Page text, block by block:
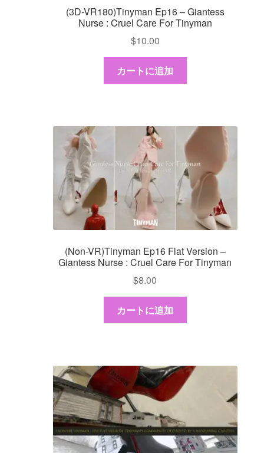
(3D-VR180)Tinyman Ep16 – Giantess
Nurse : Cruel Care For Tinyman
$10.00
カートに追加
(Non-VR)Tinyman Ep16 Flat Version –
Giantess Nurse : Cruel Care For Tinyman
$8.00
カートに追加